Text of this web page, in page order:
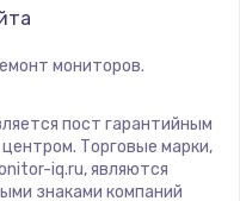
мониторов.
пост гарантийным
Торговые марки,
iq.ru, являются
знаками компаний